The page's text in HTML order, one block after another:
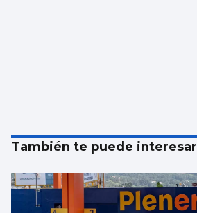
También te puede interesar